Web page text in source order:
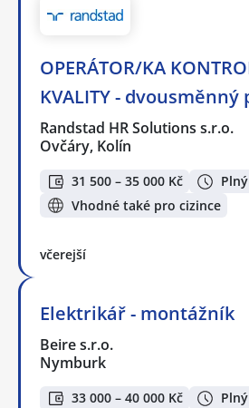
OPERÁTOR/KA
KVALITY - dvousměnný
Randstad HR Solutions s.r.o.
Ovčáry, Kolín
31 500 – 35 000 Kč
Vhodné také pro cizince
včerejší
Elektrikář - montážník
Beire s.r.o.
Nymburk
33 000 – 40 000 Kč